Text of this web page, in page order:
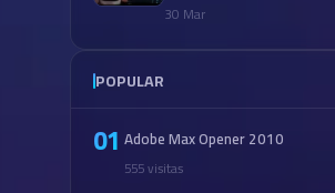
30 Mar
POPULAR
01 Adobe Max Opener 2010
555 visitas